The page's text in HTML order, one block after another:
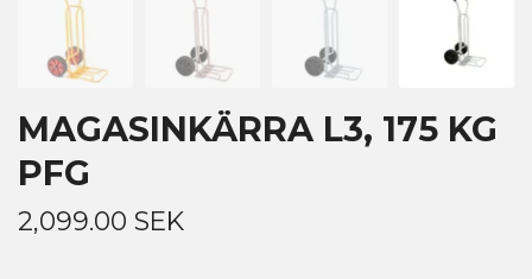
MAGASINKÄRRA L3, 175 KG
PFG
2,099.00 SEK